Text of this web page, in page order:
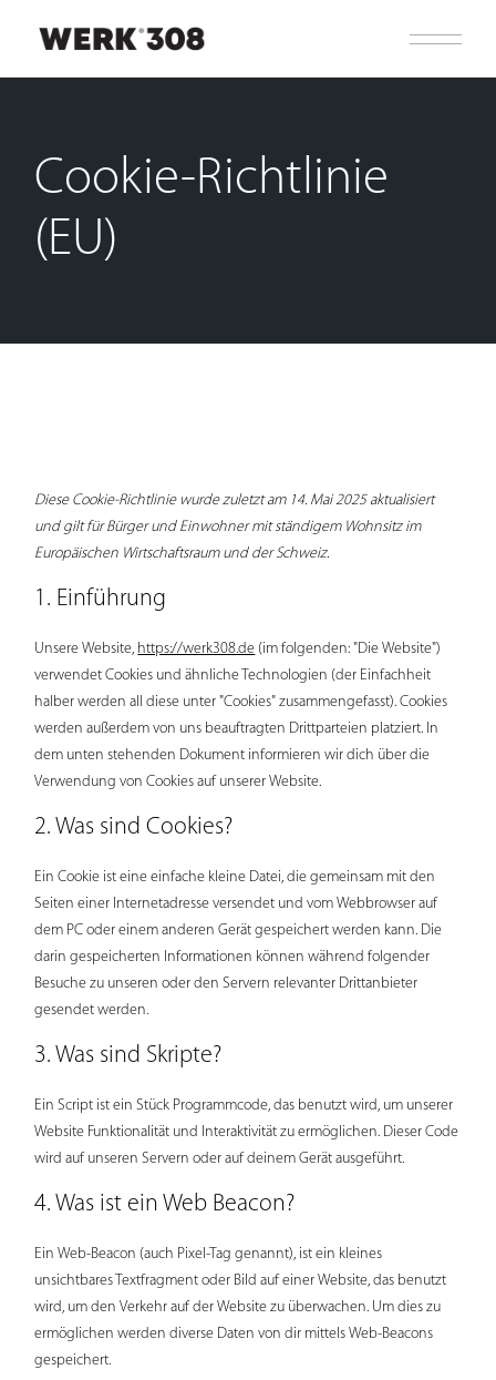
Cookie-Richtlinie
(EU)
Diese Cookie-Richtlinie wurde zuletzt am 14. Mai 2025 aktualisiert
und gilt für Bürger und Einwohner mit ständigem Wohnsitz im
Europäischen Wirtschaftsraum und der Schweiz.
1. Einführung
Unsere Website, https://werk308.de (im folgenden: "Die Website")
verwendet Cookies und ähnliche Technologien (der Einfachheit
halber werden all diese unter "Cookies" zusammengefasst). Cookies
werden außerdem von uns beauftragten Drittparteien platziert. In
dem unten stehenden Dokument informieren wir dich über die
Verwendung von Cookies auf unserer Website.
2. Was sind Cookies?
Ein Cookie ist eine einfache kleine Datei, die gemeinsam mit den
Seiten einer Internetadresse versendet und vom Webbrowser auf
dem PC oder einem anderen Gerät gespeichert werden kann. Die
darin gespeicherten Informationen können während folgender
Besuche zu unseren oder den Servern relevanter Drittanbieter
gesendet werden.
3. Was sind Skripte?
Ein Script ist ein Stück Programmcode, das benutzt wird, um unserer
Website Funktionalität und Interaktivität zu ermöglichen. Dieser Code
wird auf unseren Servern oder auf deinem Gerät ausgeführt.
4. Was ist ein Web Beacon?
Ein Web-Beacon (auch Pixel-Tag genannt), ist ein kleines
unsichtbares Textfragment oder Bild auf einer Website, das benutzt
wird, um den Verkehr auf der Website zu überwachen. Um dies zu
ermöglichen werden diverse Daten von dir mittels Web-Beacons
gespeichert.